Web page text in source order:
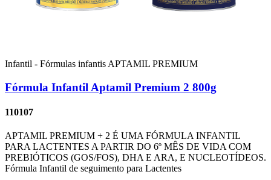
Infantil - Fórmulas infantis APTAMIL PREMIUM
Fórmula Infantil Aptamil Premium 2 800g
110107
APTAMIL PREMIUM + 2 É UMA FÓRMULA INFANTIL
PARA LACTENTES A PARTIR DO 6º MÊS DE VIDA COM
PREBIÓTICOS (GOS/FOS), DHA E ARA, E NUCLEOTÍDEOS.
Fórmula Infantil de seguimento para Lactentes